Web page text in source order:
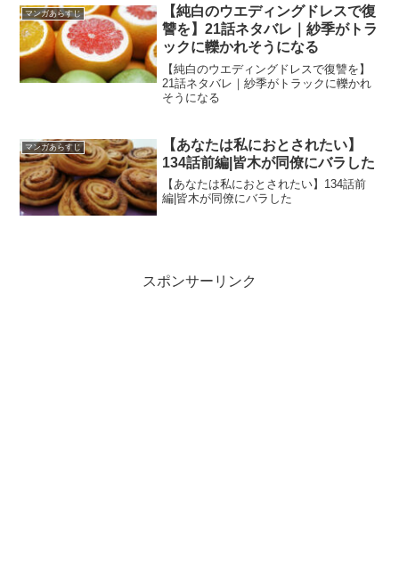
マンガあらすじ
【純白のウエディングドレスで復
讐を】21話ネタバレ｜紗季がトラ
ックに轢かれそうになる
【純白のウエディングドレスで復讐を】
21話ネタバレ｜紗季がトラックに轢かれ
そうになる
マンガあらすじ
【あなたは私におとされたい】
134話前編|皆木が同僚にバラした
【あなたは私におとされたい】134話前
編|皆木が同僚にバラした
スポンサーリンク